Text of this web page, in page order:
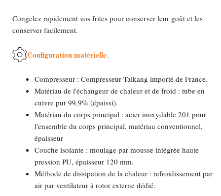
Congelez rapidement vos frites pour conserver leur goût et les
conserver facilement.
Configuration matérielle:
Compresseur : Compresseur Taikang importé de France.
Matériau de l'échangeur de chaleur et de froid : tube en
cuivre pur 99,9% (épaissi).
Matériau du corps principal : acier inoxydable 201 pour
l'ensemble du corps principal, matériau conventionnel,
épaisseur
Couche isolante : moulage par mousse intégrée haute
pression PU, épaisseur 120 mm.
Méthode de dissipation de la chaleur : refroidissement par
air par ventilateur à rotor externe dédié.